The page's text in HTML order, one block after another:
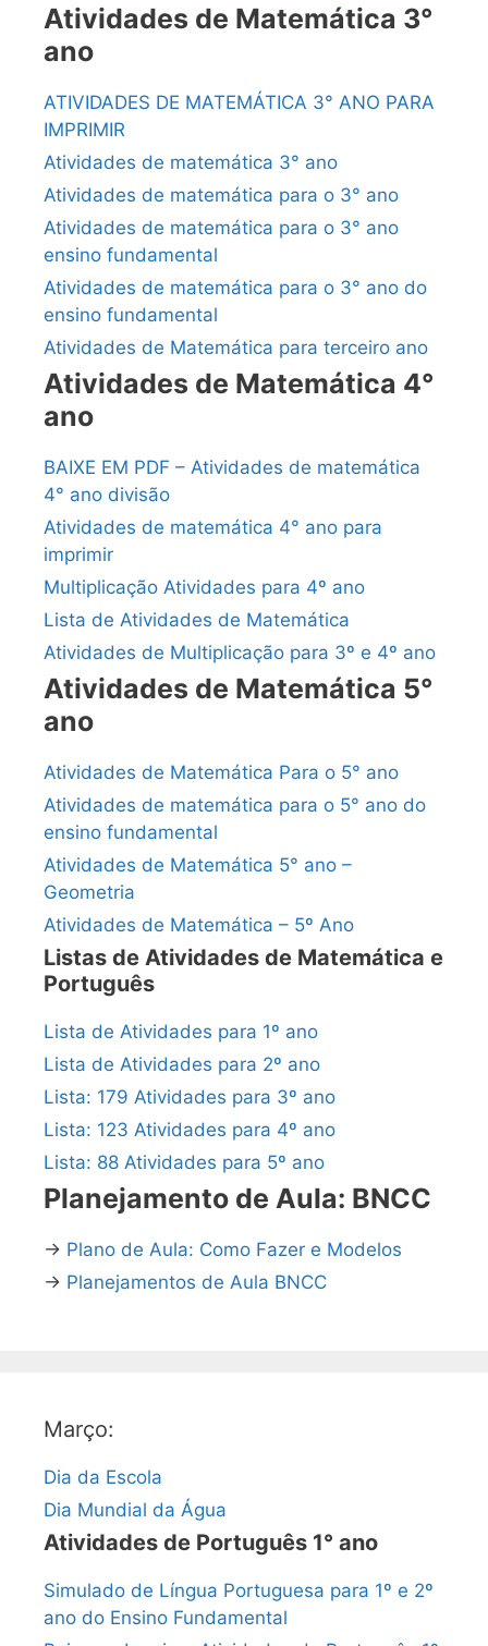
Atividades de Matemática 3°
ano
ATIVIDADES DE MATEMÁTICA 3° ANO PARA
IMPRIMIR
Atividades de matemática 3° ano
Atividades de matemática para o 3° ano
Atividades de matemática para o 3° ano
ensino fundamental
Atividades de matemática para o 3° ano do
ensino fundamental
Atividades de Matemática para terceiro ano
Atividades de Matemática 4°
ano
BAIXE EM PDF – Atividades de matemática
4° ano divisão
Atividades de matemática 4° ano para
imprimir
Multiplicação Atividades para 4º ano
Lista de Atividades de Matemática
Atividades de Multiplicação para 3º e 4º ano
Atividades de Matemática 5°
ano
Atividades de Matemática Para o 5° ano
Atividades de matemática para o 5° ano do
ensino fundamental
Atividades de Matemática 5° ano –
Geometria
Atividades de Matemática – 5º Ano
Listas de Atividades de Matemática e
Português
Lista de Atividades para 1º ano
Lista de Atividades para 2º ano
Lista: 179 Atividades para 3º ano
Lista: 123 Atividades para 4º ano
Lista: 88 Atividades para 5º ano
Planejamento de Aula: BNCC
→ Plano de Aula: Como Fazer e Modelos
→ Planejamentos de Aula BNCC
Março:
Dia da Escola
Dia Mundial da Água
Atividades de Português 1° ano
Simulado de Língua Portuguesa para 1º e 2º
ano do Ensino Fundamental